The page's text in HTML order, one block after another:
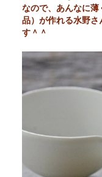
なので、あんなに
品）が作れる水野
す＾＾